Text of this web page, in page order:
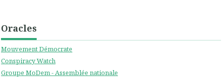
Oracles
Mouvement Démocrate
Conspiracy Watch
Groupe MoDem - Assemblée nationale